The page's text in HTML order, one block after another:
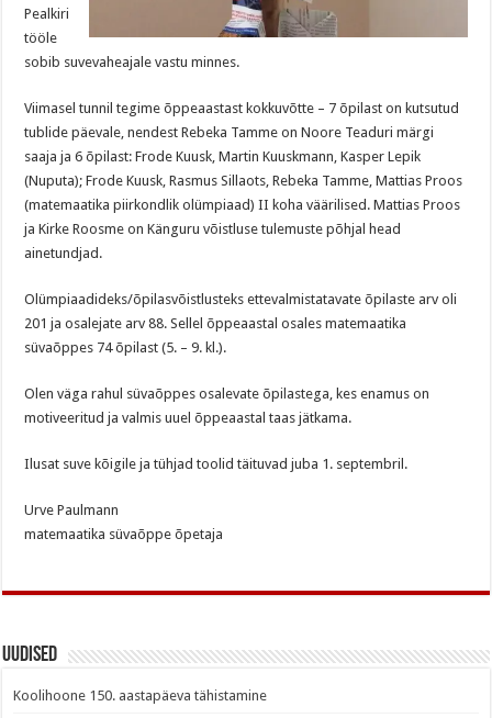
Pealkiri
tööle
sobib suvevaheajale vastu minnes.
Viimasel tunnil tegime õppeaastast kokkuvõtte – 7 õpilast on kutsutud
tublide päevale, nendest Rebeka Tamme on Noore Teaduri märgi
saaja ja 6 õpilast: Frode Kuusk, Martin Kuuskmann, Kasper Lepik
(Nuputa); Frode Kuusk, Rasmus Sillaots, Rebeka Tamme, Mattias Proos
(matemaatika piirkondlik olümpiaad) II koha väärilised. Mattias Proos
ja Kirke Roosme on Känguru võistluse tulemuste põhjal head
ainetundjad.
Olümpiaadideks/õpilasvõistlusteks ettevalmistatavate õpilaste arv oli
201 ja osalejate arv 88. Sellel õppeaastal osales matemaatika
süvaõppes 74 õpilast (5. – 9. kl.).
Olen väga rahul süvaõppes osalevate õpilastega, kes enamus on
motiveeritud ja valmis uuel õppeaastal taas jätkama.
Ilusat suve kõigile ja tühjad toolid täituvad juba 1. septembril.
Urve Paulmann
matemaatika süvaõppe õpetaja
Uudised
Koolihoone 150. aastapäeva tähistamine